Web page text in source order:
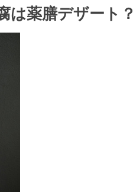
は薬膳デザート？